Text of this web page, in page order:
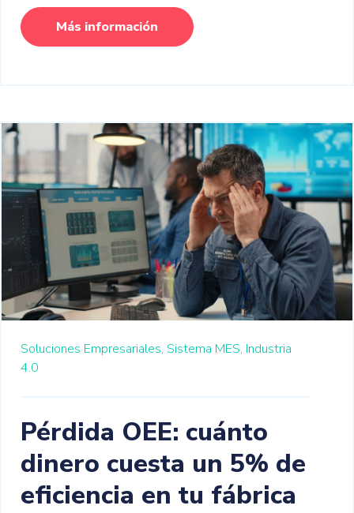
Más información
Soluciones Empresariales, Sistema MES, Industria
4.0
Pérdida OEE: cuánto
dinero cuesta un 5% de
eficiencia en tu fábrica